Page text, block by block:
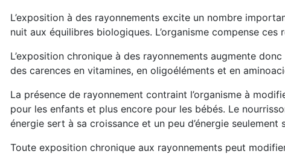
L’exposition à des rayonnements excite un nombre
nuit aux équilibres biologiques. L’organisme compense
L’exposition chronique à des rayonnements augmente
des carences en vitamines, en oligoéléments et en
La présence de rayonnement contraint l’organisme à
pour les enfants et plus encore pour les bébés. Le
énergie sert à sa croissance et un peu d’énergie seulement
Toute exposition chronique aux rayonnements peut